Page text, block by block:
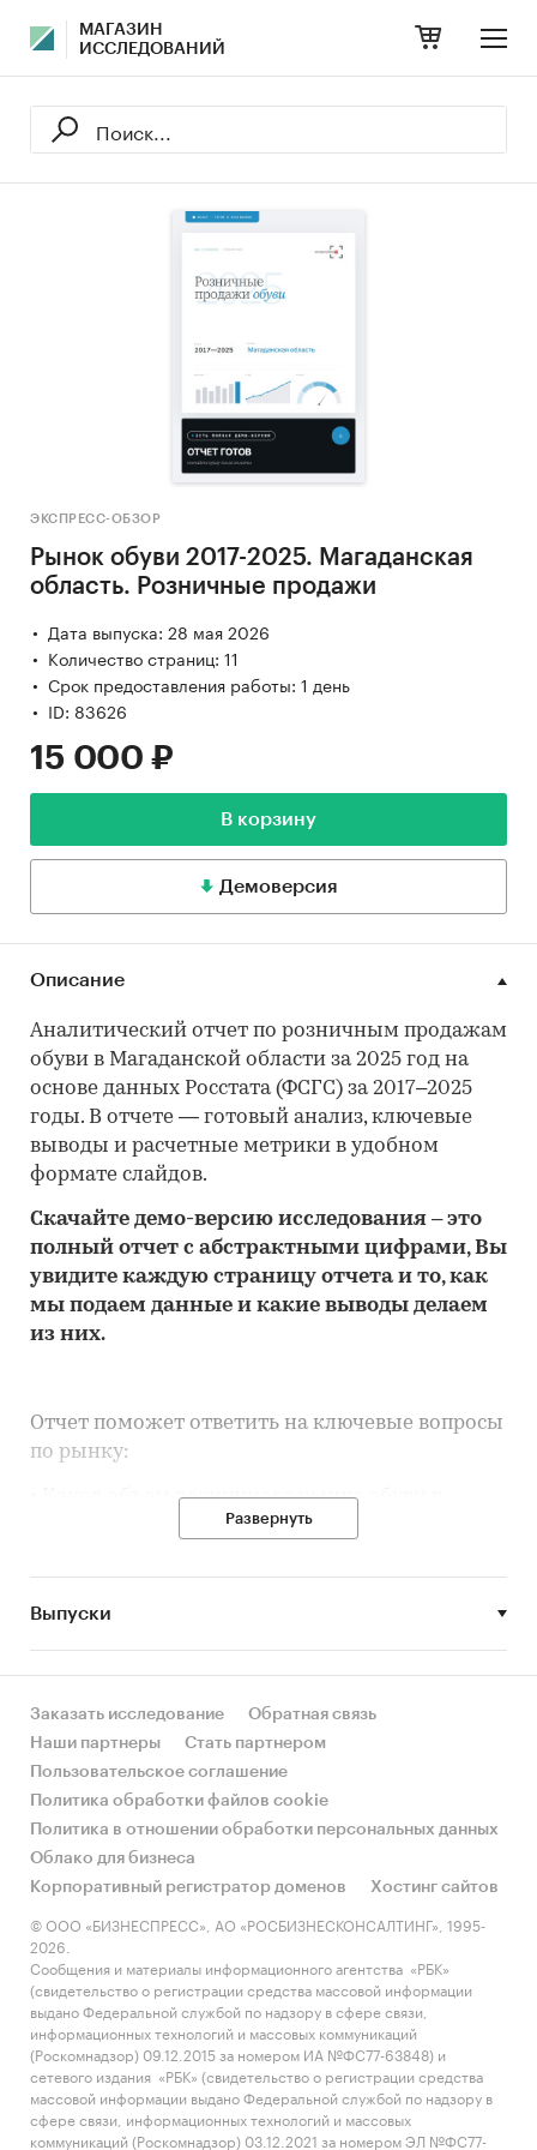
МАГАЗИН
ИССЛЕДОВАНИЙ
ЭКСПРЕСС-ОБЗОР
Рынок обуви 2017-2025. Магаданская
область. Розничные продажи
Дата выпуска: 28 мая 2026
Количество страниц: 11
Срок предоставления работы: 1 день
ID: 83626
15 000 ₽
В корзину
Демоверсия
Описание
Аналитический отчет по розничным продажам
обуви в Магаданской области за 2025 год на
основе данных Росстата (ФСГС) за 2017–2025
годы. В отчете — готовый анализ, ключевые
выводы и расчетные метрики в удобном
формате слайдов.
Скачайте демо-версию исследования – это
полный отчет с абстрактными цифрами, Вы
увидите каждую страницу отчета и то,как
мы подаем данные и какие выводы делаем
из них.
Отчет поможет ответить на ключевые вопросы
по рынку:
• Каков объем розничного рынка обуви в
Магаданской области, много это или мало по
за счет реального спроса или за счет
инфляции? Как соотносятся рост и падение с
• Какое место регион занимает в России и в
своем федеральном округе по объему продаж
и по продажам на душу населения?
• К какому сегменту можно отнести рынок по
размеру и темпом роста (малый/крупный, с
опережающей динамикой/с отстающей
динамикой) в стратегической перспективе и в
текущей ситуации? Меняются ли позиции
региона с течением времени?
• Насколько рынок насыщен и какой у региона
потенциал роста, если сравнить его с
регионами со схожими доходами, со схожей
долей расходов на обувь и с соседними
регионами?
Развернуть
Выпуски
Заказать исследование
Обратная связь
Наши партнеры
Стать партнером
Пользовательское соглашение
Политика обработки файлов cookie
Политика в отношении обработки персональных данных
Облако для бизнеса
Корпоративный регистратор доменов
Хостинг сайтов
© ООО «БИЗНЕСПРЕСС», АО «РОСБИЗНЕСКОНСАЛТИНГ», 1995-
2026.
Сообщения и материалы информационного агентства «РБК»
(свидетельство о регистрации средства массовой информации
выдано Федеральной службой по надзору в сфере связи,
информационных технологий и массовых коммуникаций
(Роскомнадзор) 09.12.2015 за номером ИА №ФС77-63848) и
сетевого издания «РБК» (свидетельство о регистрации средства
массовой информации выдано Федеральной службой по надзору в
сфере связи, информационных технологий и массовых
коммуникаций (Роскомнадзор) 03.12.2021 за номером ЭЛ №ФС77-